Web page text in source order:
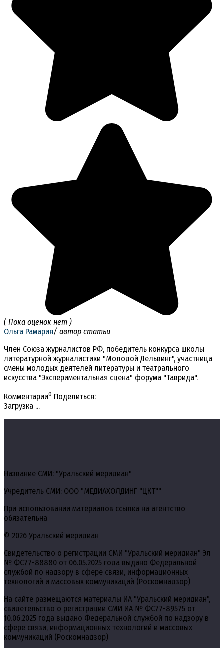
( Пока оценок нет )
Ольга Рамария/ автор статьи
Член Союза журналистов РФ, победитель конкурса школы
литературной журналистики "Молодой Дельвинг", участница
смены молодых деятелей литературы и театрального
искусства "Экспериментальная сцена" форума "Таврида".
Комментарии0 Поделиться:
Загрузка ...
Название СМИ: "Уральский меридиан"
Учредитель СМИ: ООО "МЕДИАХОЛДИНГ "ЦКТ""
При использовании материалов ссылка на агентство
обязательна
© 2026 Уральский меридиан
Свидетельство о регистрации СМИ "Уральский меридиан" Эл
№ ФС77-88880 от 06.05.2025 года выдано Федеральной
службой по надзору в сфере связи, информационных
технологий и массовых коммуникаций (Роскомнадзор)
На сайте размещаются материалы ИА "Уральский меридиан",
свидетельство о регистрации СМИ ИА № ФС77-89575 от
10.06.2025 года выдано Федеральной службой по надзору в
сфере связи, информационных технологий и массовых
коммуникаций (Роскомнадзор)